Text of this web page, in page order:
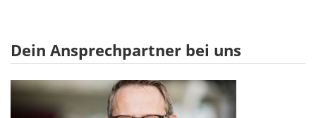
Dein Ansprechpartner bei uns